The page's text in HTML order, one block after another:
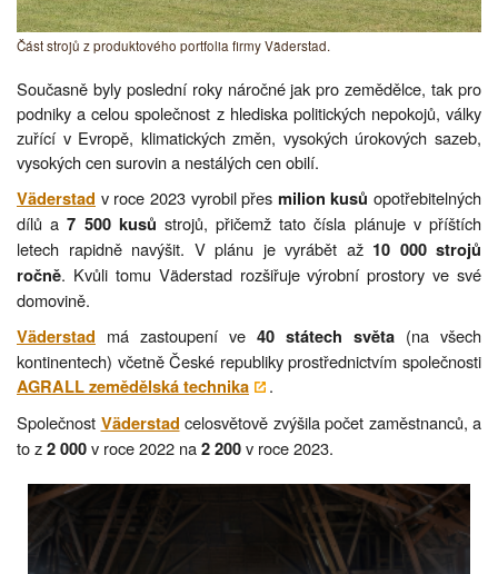
Část strojů z produktového portfolia firmy Väderstad.
Současně byly poslední roky náročné jak pro zemědělce, tak pro
podniky a celou společnost z hlediska politických nepokojů, války
zuřící v Evropě, klimatických změn, vysokých úrokových sazeb,
vysokých cen surovin a nestálých cen obilí.
Väderstad v roce 2023 vyrobil přes milion kusů opotřebitelných
dílů a7 500 kusů strojů, přičemž tato čísla plánuje v příštích
letech rapidně navýšit. V plánu je vyrábět až 10 000 strojů
ročně. Kvůli tomu Väderstad rozšiřuje výrobní prostory ve své
domovině.
Väderstad má zastoupení ve 40 státech světa (na všech
kontinentech) včetně České republiky prostřednictvím společnosti
AGRALL zemědělská technika
.
Společnost Väderstad celosvětově zvýšila počet zaměstnanců, a
to z2 000v roce 2022 na2 200v roce 2023.